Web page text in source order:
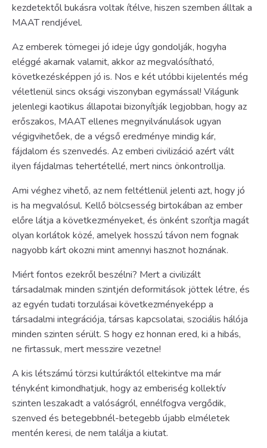
kezdetektől bukásra voltak ítélve, hiszen szemben álltak a
MAAT rendjével.
Az emberek tömegei jó ideje úgy gondolják, hogyha
eléggé akarnak valamit, akkor az megvalósítható,
következésképpen jó is. Nos e két utóbbi kijelentés még
véletlenül sincs oksági viszonyban egymással! Világunk
jelenlegi kaotikus állapotai bizonyítják legjobban, hogy az
erőszakos, MAAT ellenes megnyilvánulások ugyan
végigvihetőek, de a végső eredménye mindig kár,
fájdalom és szenvedés. Az emberi civilizáció azért vált
ilyen fájdalmas tehertétellé, mert nincs önkontrollja.
Ami véghez vihető, az nem feltétlenül jelenti azt, hogy jó
is ha megvalósul. Kellő bölcsesség birtokában az ember
előre látja a következményeket, és önként szorítja magát
olyan korlátok közé, amelyek hosszú távon nem fognak
nagyobb kárt okozni mint amennyi hasznot hoznának.
Miért fontos ezekről beszélni? Mert a civilizált
társadalmak minden szintjén deformitások jöttek létre, és
az egyén tudati torzulásai következményeképp a
társadalmi integrációja, társas kapcsolatai, szociális hálója
minden szinten sérült. S hogy ez honnan ered, ki a hibás,
ne firtassuk, mert messzire vezetne!
A kis létszámú törzsi kultúráktól eltekintve ma már
tényként kimondhatjuk, hogy az emberiség kollektív
szinten leszakadt a valóságról, ennélfogva vergődik,
szenved és betegebbnél-betegebb újabb elméletek
mentén keresi, de nem találja a kiutat.